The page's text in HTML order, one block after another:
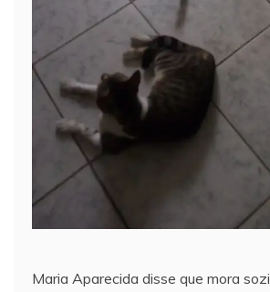
Maria Aparecida disse que mora